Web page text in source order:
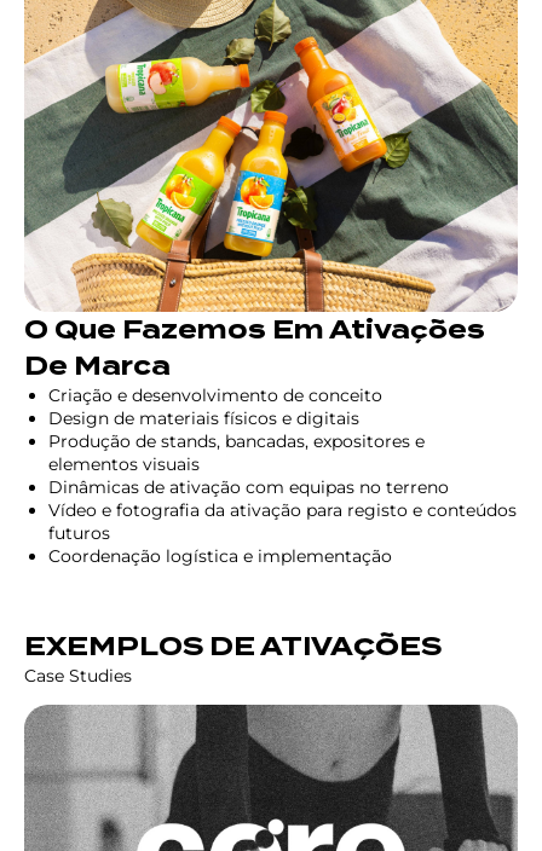
O Que Fazemos Em Ativações
De Marca
Criação e desenvolvimento de conceito
Design de materiais físicos e digitais
Produção de stands, bancadas, expositores e
elementos visuais
Dinâmicas de ativação com equipas no terreno
Vídeo e fotografia da ativação para registo e conteúdos
futuros
Coordenação logística e implementação
EXEMPLOS DE ATIVAÇÕES
Case Studies